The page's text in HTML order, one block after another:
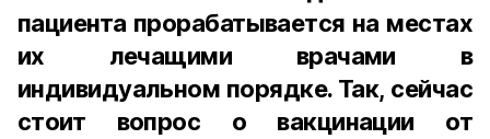
пациента прорабатывается на местах
их лечащими врачами в
индивидуальном порядке. Так, сейчас
стоит вопрос о вакцинации от